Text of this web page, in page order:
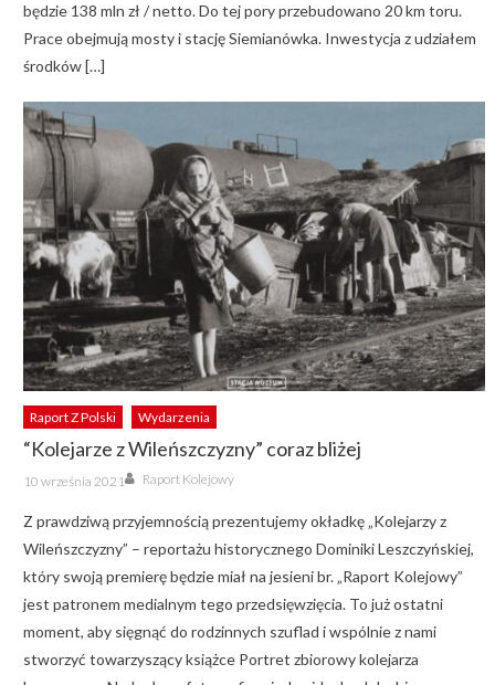
będzie 138 mln zł / netto. Do tej pory przebudowano 20 km toru.
Prace obejmują mosty i stację Siemianówka. Inwestycja z udziałem
środków […]
Raport Z Polski Wydarzenia
“Kolejarze z Wileńszczyzny” coraz bliżej
Posted
on
10 września 2021 Author
Raport Kolejowy
Z prawdziwą przyjemnością prezentujemy okładkę „Kolejarzy z
Wileńszczyzny” – reportażu historycznego Dominiki Leszczyńskiej,
który swoją premierę będzie miał na jesieni br. „Raport Kolejowy”
jest patronem medialnym tego przedsięwzięcia. To już ostatni
moment, aby sięgnąć do rodzinnych szuflad i wspólnie z nami
stworzyć towarzyszący książce Portret zbiorowy kolejarza